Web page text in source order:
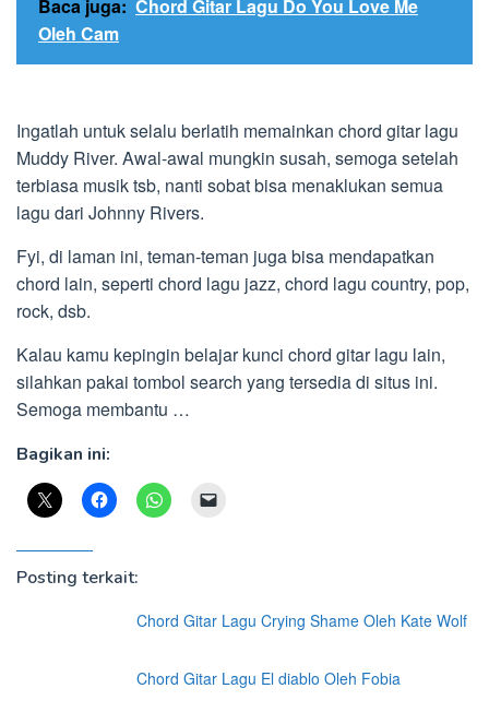
Baca juga: Chord Gitar Lagu Do You Love Me
Oleh Cam
Ingatlah untuk selalu berlatih memainkan chord gitar lagu
Muddy River. Awal-awal mungkin susah, semoga setelah
terbiasa musik tsb, nanti sobat bisa menaklukan semua
lagu dari Johnny Rivers.
Fyi, di laman ini, teman-teman juga bisa mendapatkan
chord lain, seperti chord lagu jazz, chord lagu country, pop,
rock, dsb.
Kalau kamu kepingin belajar kunci chord gitar lagu lain,
silahkan pakai tombol search yang tersedia di situs ini.
Semoga membantu …
Bagikan ini:
Posting terkait:
Chord Gitar Lagu Crying Shame Oleh Kate Wolf
Chord Gitar Lagu El diablo Oleh Fobia